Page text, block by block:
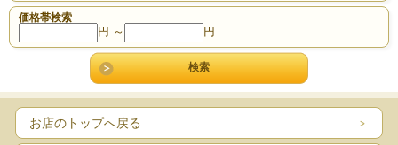
価格帯検索
円 ～ 円
お店のトップへ戻る